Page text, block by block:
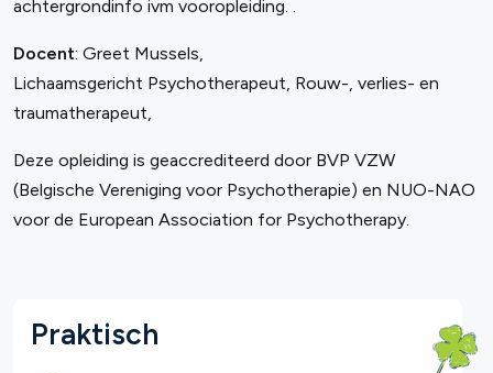
Praktisch
achtergrondinfo ivm vooropleiding. .
Docent: Greet Mussels,
Lichaamsgericht Psychotherapeut, Rouw-, verlies- en
traumatherapeut,
Deze opleiding is geaccrediteerd door BVP VZW
(Belgische Vereniging voor Psychotherapie) en NUO-NAO
voor de European Association for Psychotherapy.